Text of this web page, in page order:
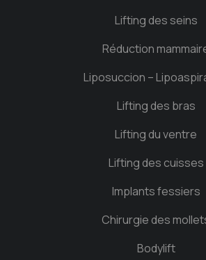
Lifting des seins
Réduction
Liposuccion –
Lifting des bras
Lifting du ventre
Lifting des cuisses
Implants fessiers
Chirurgie des
Bodylift